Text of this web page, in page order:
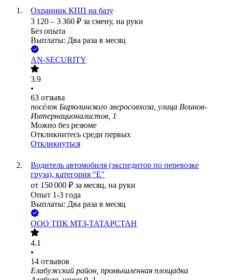
Охранник КПП на базу
3 120 – 3 360 ₽ за смену, на руки
Без опыта
Выплаты: Два раза в месяц
AN-SECURITY
3.9
•
63 отзыва
посёлок Бирюлинского зверосовхоза, улица Воинов-
Интернационалистов, 1
Можно без резюме
Откликнитесь среди первых
Откликнуться
Водитель автомобиля (экспедитор по перевозке
груза), категория "Е"
от 150 000 ₽ за месяц, на руки
Опыт 1-3 года
Выплаты: Два раза в месяц
ООО ТПК МТЗ-ТАТАРСТАН
4.1
•
14 отзывов
Елабужский район, промышленная площадка